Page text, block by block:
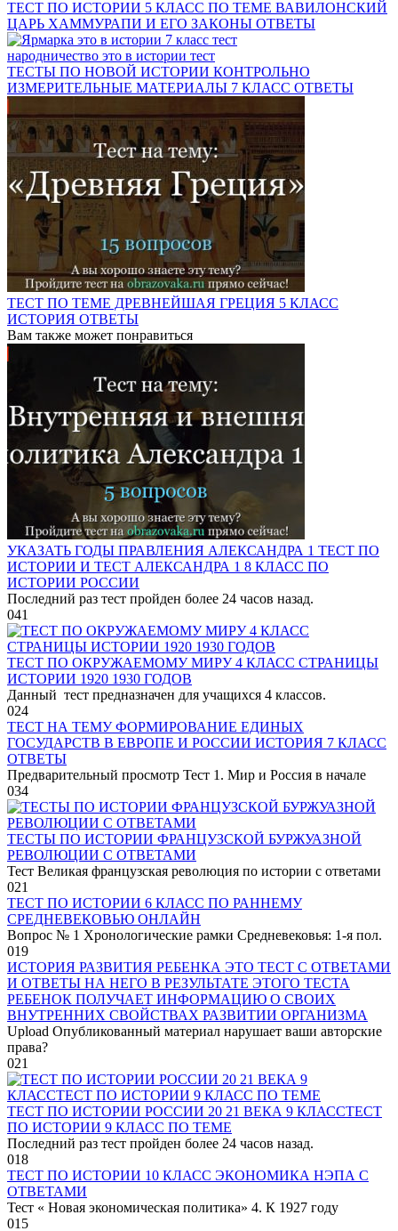
ТЕСТ ПО ИСТОРИИ 5 КЛАСС ПО ТЕМЕ ВАВИЛОНСКИЙ
ЦАРЬ ХАММУРАПИ И ЕГО ЗАКОНЫ ОТВЕТЫ
народничество это в истории тест
ТЕСТЫ ПО НОВОЙ ИСТОРИИ КОНТРОЛЬНО
ИЗМЕРИТЕЛЬНЫЕ МАТЕРИАЛЫ 7 КЛАСС ОТВЕТЫ
ТЕСТ ПО ТЕМЕ ДРЕВНЕЙШАЯ ГРЕЦИЯ 5 КЛАСС
ИСТОРИЯ ОТВЕТЫ
Вам также может понравиться
УКАЗАТЬ ГОДЫ ПРАВЛЕНИЯ АЛЕКСАНДРА 1 ТЕСТ ПО
ИСТОРИИ И ТЕСТ АЛЕКСАНДРА 1 8 КЛАСС ПО
ИСТОРИИ РОССИИ
Последний раз тест пройден более 24 часов назад.
041
ТЕСТ ПО ОКРУЖАЕМОМУ МИРУ 4 КЛАСС СТРАНИЦЫ
ИСТОРИИ 1920 1930 ГОДОВ
Данный тест предназначен для учащихся 4 классов.
024
ТЕСТ НА ТЕМУ ФОРМИРОВАНИЕ ЕДИНЫХ
ГОСУДАРСТВ В ЕВРОПЕ И РОССИИ ИСТОРИЯ 7 КЛАСС
ОТВЕТЫ
Предварительный просмотр Тест 1. Мир и Россия в начале
034
ТЕСТЫ ПО ИСТОРИИ ФРАНЦУЗСКОЙ БУРЖУАЗНОЙ
РЕВОЛЮЦИИ С ОТВЕТАМИ
Тест Великая французская революция по истории с ответами
021
ТЕСТ ПО ИСТОРИИ 6 КЛАСС ПО РАННЕМУ
СРЕДНЕВЕКОВЬЮ ОНЛАЙН
Вопрос № 1 Хронологические рамки Средневековья: 1-я пол.
019
ИСТОРИЯ РАЗВИТИЯ РЕБЕНКА ЭТО ТЕСТ С ОТВЕТАМИ
И ОТВЕТЫ НА НЕГО В РЕЗУЛЬТАТЕ ЭТОГО ТЕСТА
РЕБЕНОК ПОЛУЧАЕТ ИНФОРМАЦИЮ О СВОИХ
ВНУТРЕННИХ СВОЙСТВАХ РАЗВИТИИ ОРГАНИЗМА
Upload Опубликованный материал нарушает ваши авторские
права?
021
ТЕСТ ПО ИСТОРИИ РОССИИ 20 21 ВЕКА 9 КЛАССТЕСТ
ПО ИСТОРИИ 9 КЛАСС ПО ТЕМЕ
Последний раз тест пройден более 24 часов назад.
018
ТЕСТ ПО ИСТОРИИ 10 КЛАСС ЭКОНОМИКА НЭПА С
ОТВЕТАМИ
Тест « Новая экономическая политика» 4. К 1927 году
015